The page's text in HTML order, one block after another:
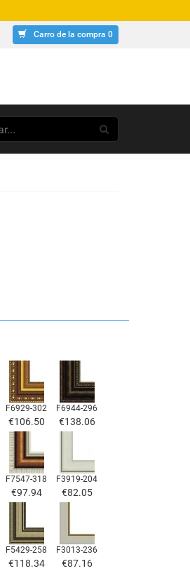
Carro de la compra 0
F6929-302
€106.50
F6944-296
€138.06
F7547-318
€97.94
F3919-204
€82.05
F5429-258
€118.34
F3013-236
€87.16